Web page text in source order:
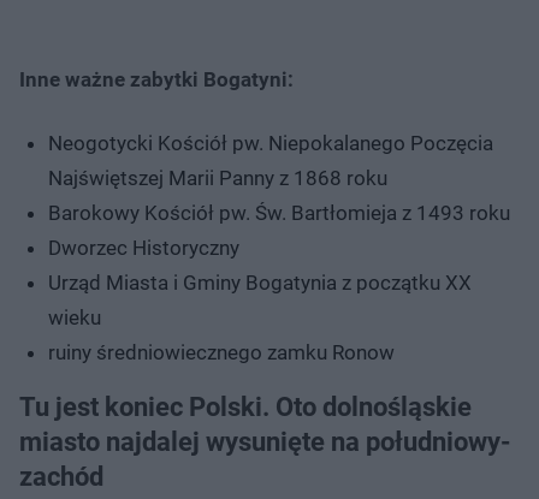
Inne ważne zabytki Bogatyni:
Neogotycki Kościół pw. Niepokalanego Poczęcia
Najświętszej Marii Panny z 1868 roku
Barokowy Kościół pw. Św. Bartłomieja z 1493 roku
Dworzec Historyczny
Urząd Miasta i Gminy Bogatynia z początku XX
wieku
ruiny średniowiecznego zamku Ronow
Tu jest koniec Polski. Oto dolnośląskie
miasto najdalej wysunięte na południowy-
zachód